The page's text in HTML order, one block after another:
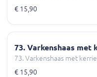
€ 15,90
73. Varkenshaas met
73. Varkenshaas met
€ 15,90